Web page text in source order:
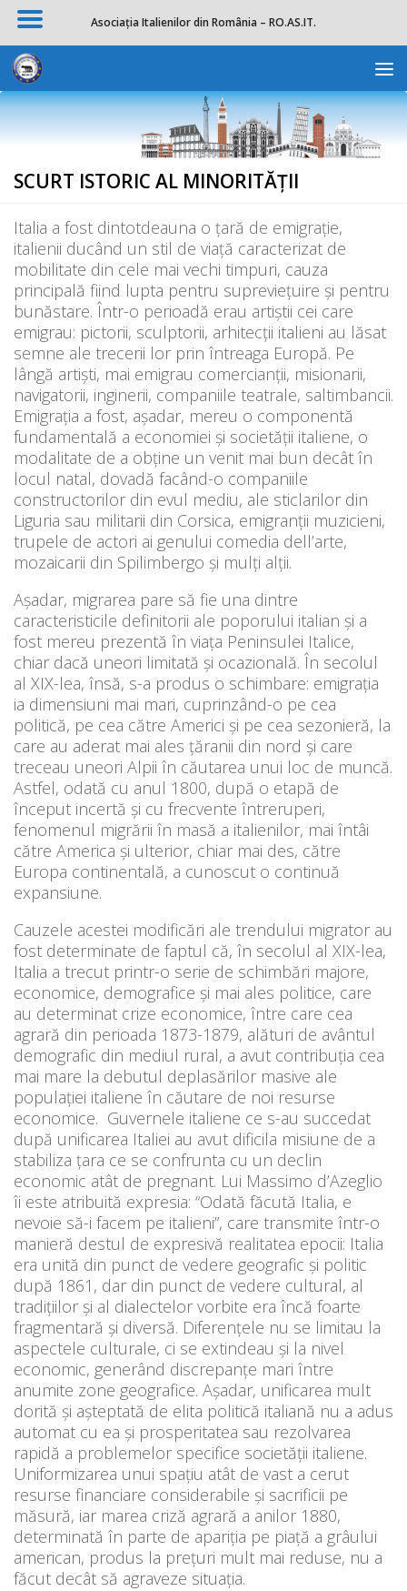
Skip to content
SCURT ISTORIC AL MINORITĂŢII
Italia a fost dintotdeauna o țară de emigraţie,
italienii ducând un stil de viaţă caracterizat de
mobilitate din cele mai vechi timpuri, cauza
principală fiind lupta pentru supreviețuire și pentru
bunăstare. Într-o perioadă erau artiştii cei care
emigrau: pictorii, sculptorii, arhitecţii italieni au lăsat
semne ale trecerii lor prin întreaga Europă. Pe
lângă artişti, mai emigrau comercianţii, misionarii,
navigatorii, inginerii, companiile teatrale, saltimbancii.
Emigrația a fost, aşadar, mereu o componentă
fundamentală a economiei și societății italiene, o
modalitate de a obține un venit mai bun decât în
locul natal, dovadă facând-o companiile
constructorilor din evul mediu, ale sticlarilor din
Liguria sau militarii din Corsica, emigranții muzicieni,
trupele de actori ai genului comedia dell’arte,
mozaicarii din Spilimbergo și mulți alții.
Aşadar, migrarea pare să fie una dintre
caracteristicile definitorii ale poporului italian şi a
fost mereu prezentă în viaţa Peninsulei Italice,
chiar dacă uneori limitată şi ocazională. În secolul
al XIX-lea, însă, s-a produs o schimbare: emigraţia
ia dimensiuni mai mari, cuprinzând-o pe cea
politică, pe cea către Americi şi pe cea sezonieră, la
care au aderat mai ales ţăranii din nord şi care
treceau uneori Alpii în căutarea unui loc de muncă.
Astfel, odată cu anul 1800, după o etapă de
început incertă şi cu frecvente întreruperi,
fenomenul migrării în masă a italienilor, mai întâi
către America şi ulterior, chiar mai des, către
Europa continentală, a cunoscut o continuă
expansiune.
Cauzele acestei modificări ale trendului migrator au
fost determinate de faptul că, în secolul al XIX-lea,
Italia a trecut printr-o serie de schimbări majore,
economice, demografice și mai ales politice, care
au determinat crize economice, între care cea
agrară din perioada 1873-1879, alături de avântul
demografic din mediul rural, a avut contribuţia cea
mai mare la debutul deplasărilor masive ale
populației italiene în căutare de noi resurse
economice. Guvernele italiene ce s-au succedat
după unificarea Italiei au avut dificila misiune de a
stabiliza ţara ce se confrunta cu un declin
economic atât de pregnant. Lui Massimo d’Azeglio
îi este atribuită expresia: “Odată făcută Italia, e
nevoie să-i facem pe italieni”, care transmite într-o
manieră destul de expresivă realitatea epocii: Italia
era unită din punct de vedere geografic şi politic
după 1861, dar din punct de vedere cultural, al
tradiţiilor şi al dialectelor vorbite era încă foarte
fragmentară şi diversă. Diferenţele nu se limitau la
aspectele culturale, ci se extindeau şi la nivel
economic, generând discrepanţe mari între
anumite zone geografice. Aşadar, unificarea mult
dorită şi aşteptată de elita politică italiană nu a adus
automat cu ea şi prosperitatea sau rezolvarea
rapidă a problemelor specifice societăţii italiene.
Uniformizarea unui spaţiu atât de vast a cerut
resurse financiare considerabile şi sacrificii pe
măsură, iar marea criză agrară a anilor 1880,
determinată în parte de apariţia pe piaţă a grâului
american, produs la preţuri mult mai reduse, nu a
făcut decât să agraveze situaţia.
Asociația Italienilor din România – RO.AS.IT.